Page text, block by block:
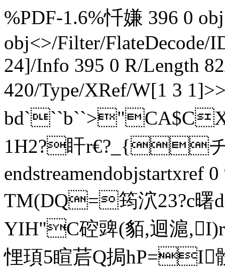
%PDF-1.6%忏嫌 396 0
obj<>/Filter/FlateDecode/
24]/Info 395 0 R/Length
420/Type/XRef/W[1 3
1H2?盰r€?_{
endstreamendobjstartxref
TM(DQ=筠泬23?c曙d
YIH"C硿豍(貊,迴滬
悝頊5睻茩Q挶hP=I